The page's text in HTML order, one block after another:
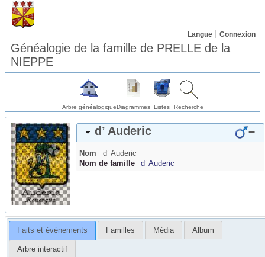
Langue Connexion
Généalogie de la famille de PRELLE de la
NIEPPE
Arbre généalogiqueDiagrammes Listes Recherche
d’ Auderic –
Nom
d’ Auderic
Nom de famille
d’ Auderic
Faits et événements Familles Média Album
Arbre interactif